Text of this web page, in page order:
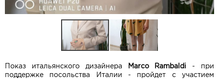
Показ итальянского дизайнера Marco Rambaldi - при
поддержке посольства Италии - пройдет с участием